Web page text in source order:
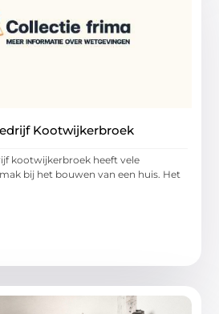
Kootwijkerbroek
kootwijkerbroek heeft vele
bij het bouwen van een huis. Het